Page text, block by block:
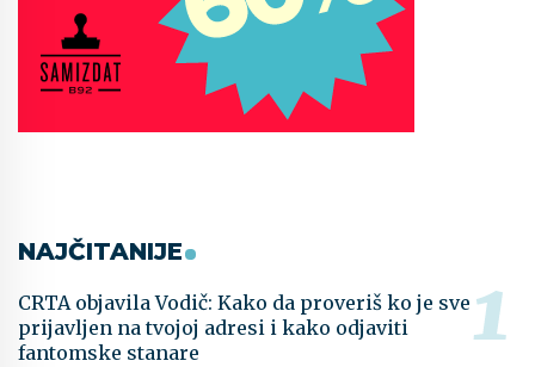
NAJČITANIJE
CRTA objavila Vodič: Kako da proveriš ko je sve
prijavljen na tvojoj adresi i kako odjaviti
fantomske stanare